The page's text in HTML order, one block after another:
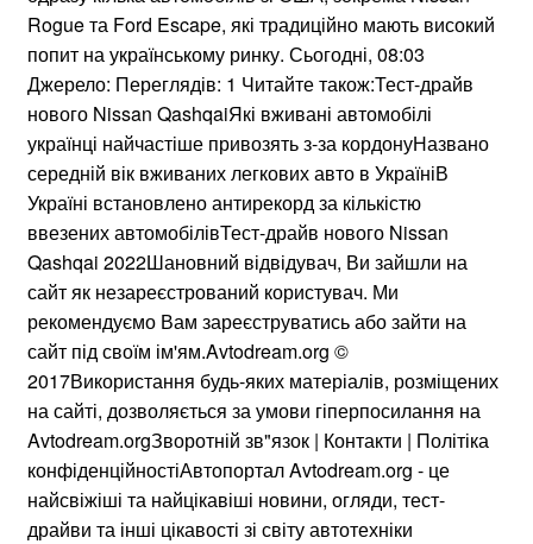
Rogue та Ford Escape, які традиційно мають високий
попит на українському ринку. Сьогодні, 08:03
Джерело: Переглядів: 1 Читайте також:Тест-драйв
нового Nissan QashqaiЯкі вживані автомобілі
українці найчастіше привозять з-за кордонуНазвано
середній вік вживаних легкових авто в УкраїніВ
Україні встановлено антирекорд за кількістю
ввезених автомобілівТест-драйв нового Nissan
Qashqai 2022Шановний відвідувач, Ви зайшли на
сайт як незареєстрований користувач. Ми
рекомендуємо Вам зареєструватись або зайти на
сайт під своїм ім'ям.Avtodream.org ©
2017Використання будь-яких матеріалів, розміщених
на сайті, дозволяється за умови гіперпосилання на
Avtodream.orgЗворотній зв"язок | Контакти | Політіка
конфіденційностіАвтопортал Avtodream.org - це
найсвіжіші та найцікавіші новини, огляди, тест-
драйви та інші цікавості зі світу автотехніки